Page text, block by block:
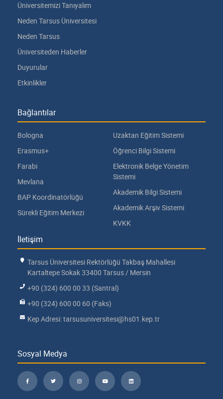
Üniversitemizi Tanıyalım
Neden Tarsus Üniversitesi
Neden Tarsus
Üniversiteden Haberler
Duyurular
Etkinlikler
Bağlantılar
Bologna
Erasmus+
Farabi
Mevlana
BAP Koordinatörlüğü
Sürekli Eğitim Merkezi
Uzaktan Eğitim Sistemi
Öğrenci Bilgi Sistemi
Elektronik Belge Yönetim
Sistemi
Akademik Bilgi Sistemi
Akademik Arşiv Sistemi
KVKK
İletişim
Tarsus Üniversitesi Rektörlüğü Takbaş Mahallesi
Kartaltepe Sokak 33400 Tarsus / Mersin
+90 (324) 600 00 33 (Santral)
+90 (324) 600 00 60 (Faks)
Kep Adresi: tarsusuniversitesi@hs01.kep.tr
Sosyal Medya